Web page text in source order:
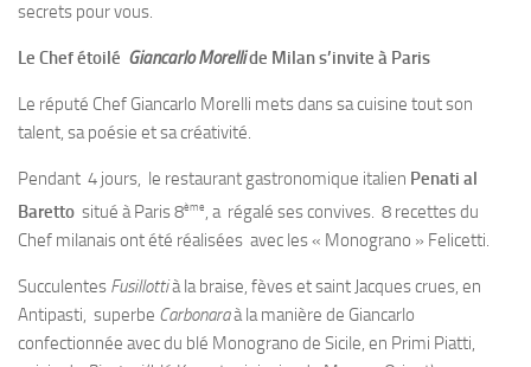
secrets pour vous.
Le Chef étoilé Giancarlo Morellide Milan s’invite à Paris
Le réputé Chef Giancarlo Morelli mets dans sa cuisine tout son
talent, sa poésie et sa créativité.
Pendant 4 jours, le restaurant gastronomique italien Penati al
Baretto situé à Paris 8ème, a régalé ses convives. 8 recettes du
Chef milanais ont été réalisées avec les « Monograno » Felicetti.
Succulentes Fusillottià la braise, fèves et saint Jacques crues, en
Antipasti, superbe Carbonaraà la manière de Giancarlo
confectionnée avec du blé Monograno de Sicile, en Primi Piatti,